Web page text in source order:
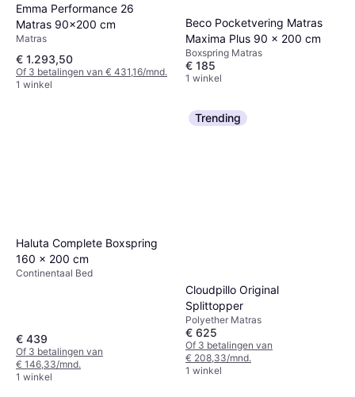
Emma Performance 26
Matras 90x200 cm
Matras
€ 1.293,50
Of 3 betalingen van € 431,16/mnd.
1 winkel
Beco Pocketvering Matras
Maxima Plus 90 x 200 cm
Boxspring Matras
€ 185
1 winkel
Haluta Complete Boxspring
160 x 200 cm
Continentaal Bed
€ 439
Of 3 betalingen van
€ 146,33/mnd.
1 winkel
Trending
Cloudpillo Original
Splittopper
Polyether Matras
€ 625
Of 3 betalingen van
€ 208,33/mnd.
1 winkel